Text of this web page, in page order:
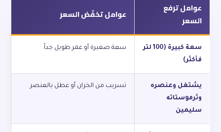
عوامل ترفع
السعر
عوامل تخفّض السعر
سعة كبيرة (100 لتر
فأكثر)
سعة صغيرة أو عمر طويل جداً
يشتغل وعنصره
وثرموستاته
سليمين
تسريب من الخزان أو عطل بالعنصر